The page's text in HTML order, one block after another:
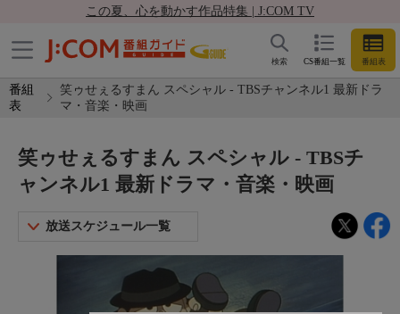
この夏、心を動かす作品特集 | J:COM TV
CS番組一覧 番組表
検索
番組
表
笑ゥせぇるすまん スペシャル - TBSチャンネル1 最新ドラ
マ・音楽・映画
笑ゥせぇるすまん スペシャル - TBSチ
ャンネル1 最新ドラマ・音楽・映画
放送スケジュール一覧